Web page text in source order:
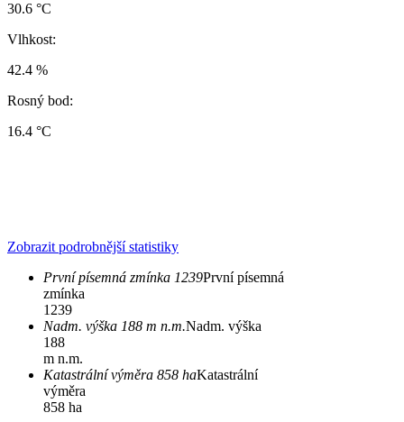
30.6 °C
Vlhkost:
42.4 %
Rosný bod:
16.4 °C
Zobrazit podrobnější statistiky
První písemná zmínka 1239První písemná
zmínka
1239
Nadm. výška 188 m n.m.Nadm. výška
188
m n.m.
Katastrální výměra 858 haKatastrální
výměra
858 ha